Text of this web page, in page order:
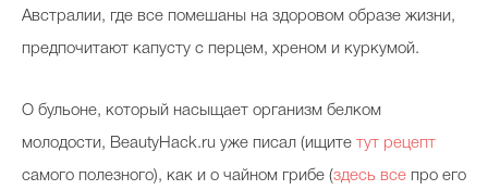
Австралии, где все помешаны на здоровом образе жизни,
предпочитают капусту с перцем, хреном и куркумой.
О бульоне, который насыщает организм белком
молодости, BeautyHack.ru уже писал (ищите тут рецепт
самого полезного), как и о чайном грибе (здесь все про его